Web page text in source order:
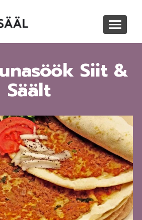
Toggle
Siit &
Säält